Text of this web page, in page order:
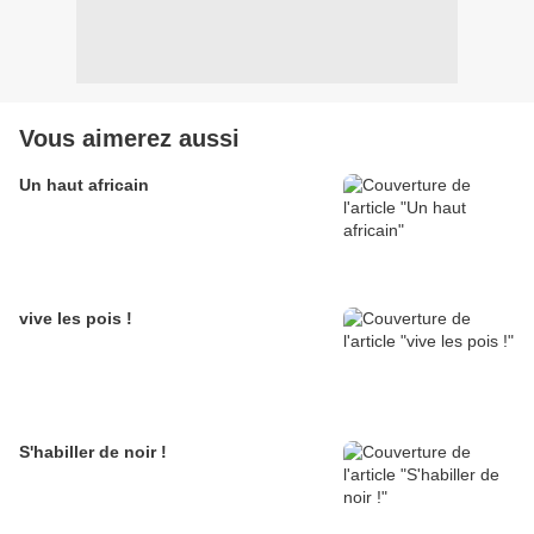
Vous aimerez aussi
Un haut africain
vive les pois !
S'habiller de noir !